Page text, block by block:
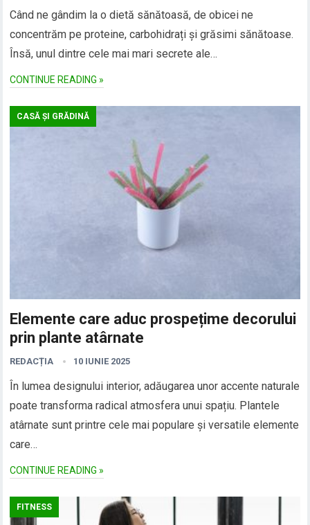
Când ne gândim la o dietă sănătoasă, de obicei ne
concentrăm pe proteine, carbohidrați și grăsimi sănătoase.
Însă, unul dintre cele mai mari secrete ale…
CONTINUE READING »
CASĂ ȘI GRĂDINĂ
Elemente care aduc prospețime decorului
prin plante atârnate
REDACȚIA 10 IUNIE 2025
În lumea designului interior, adăugarea unor accente naturale
poate transforma radical atmosfera unui spațiu. Plantele
atârnate sunt printre cele mai populare și versatile elemente
care…
CONTINUE READING »
FITNESS